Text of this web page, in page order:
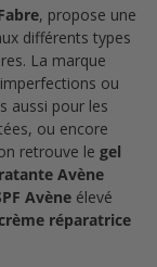
, propose une
différents types
La marque
ou
aussi pour les
ou encore
retrouve le gel
Avène
Avène élevé
réparatrice